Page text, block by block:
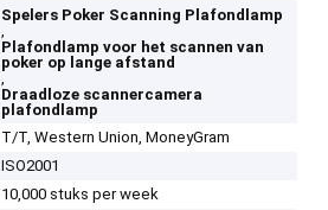
Spelers Poker Scanning Plafondlamp
,
Plafondlamp voor het scannen van
poker op lange afstand
,
Draadloze scannercamera
plafondlamp
T/T, Western Union, MoneyGram
ISO2001
10,000 stuks per week